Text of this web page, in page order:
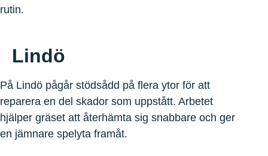
rutin.
Lindö
På Lindö pågår stödsådd på flera ytor för att
reparera en del skador som uppstått. Arbetet
hjälper gräset att återhämta sig snabbare och ger
en jämnare spelyta framåt.